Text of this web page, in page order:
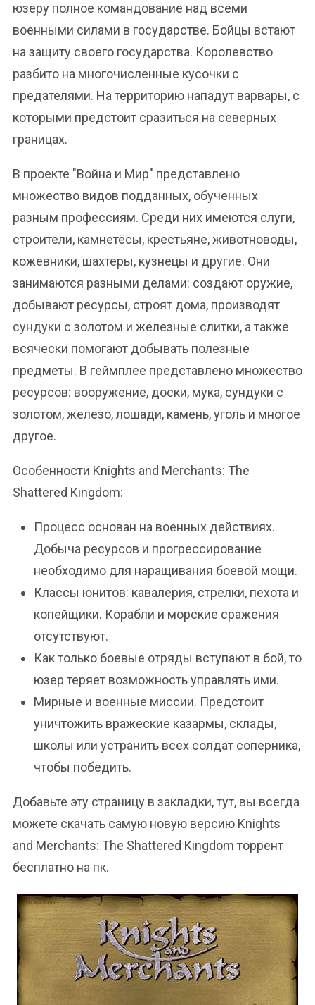
юзеру полное командование над всеми
военными силами в государстве. Бойцы встают
на защиту своего государства. Королевство
разбито на многочисленные кусочки с
предателями. На территорию нападут варвары, с
которыми предстоит сразиться на северных
границах.
В проекте "Война и Мир" представлено
множество видов подданных, обученных
разным профессиям. Среди них имеются слуги,
строители, камнетёсы, крестьяне, животноводы,
кожевники, шахтеры, кузнецы и другие. Они
занимаются разными делами: создают оружие,
добывают ресурсы, строят дома, производят
сундуки с золотом и железные слитки, а также
всячески помогают добывать полезные
предметы. В геймплее представлено множество
ресурсов: вооружение, доски, мука, сундуки с
золотом, железо, лошади, камень, уголь и многое
другое.
Особенности Knights and Merchants: The
Shattered Kingdom:
Процесс основан на военных действиях.
Добыча ресурсов и прогрессирование
необходимо для наращивания боевой мощи.
Классы юнитов: кавалерия, стрелки, пехота и
копейщики. Корабли и морские сражения
отсутствуют.
Как только боевые отряды вступают в бой, то
юзер теряет возможность управлять ими.
Мирные и военные миссии. Предстоит
уничтожить вражеские казармы, склады,
школы или устранить всех солдат соперника,
чтобы победить.
Добавьте эту страницу в закладки, тут, вы всегда
можете скачать самую новую версию Knights
and Merchants: The Shattered Kingdom торрент
бесплатно на пк.